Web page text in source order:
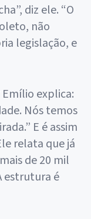
diz ele. “O
não
legislação, e
Emílio explica:
Nós temos
E é assim
relata que já
de 20 mil
estrutura é